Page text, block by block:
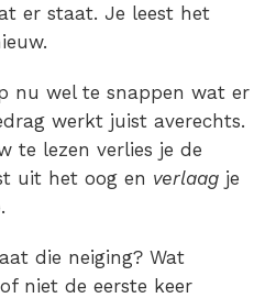
er staat. Je leest het
nu wel te snappen wat er
werkt juist averechts.
te lezen verlies je de
uit het oog en verlaag je
die neiging? Wat
niet de eerste keer